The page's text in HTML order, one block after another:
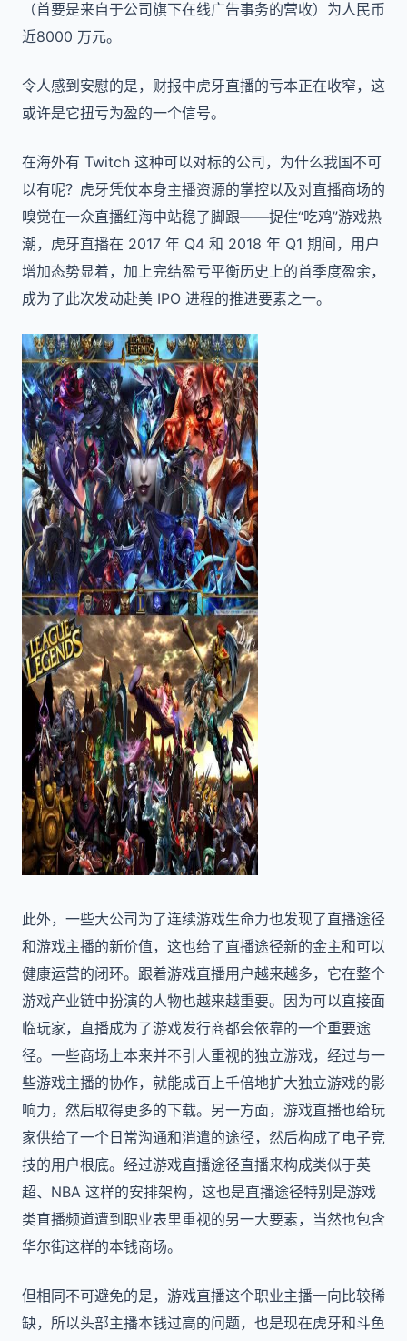
（首要是来自于公司旗下在线广告事务的营收）为人民币
近8000 万元。
令人感到安慰的是，财报中虎牙直播的亏本正在收窄，这
或许是它扭亏为盈的一个信号。
在海外有 Twitch 这种可以对标的公司，为什么我国不可
以有呢？虎牙凭仗本身主播资源的掌控以及对直播商场的
嗅觉在一众直播红海中站稳了脚跟——捉住“吃鸡”游戏热
潮，虎牙直播在 2017 年 Q4 和 2018 年 Q1 期间，用户
增加态势显着，加上完结盈亏平衡历史上的首季度盈余，
成为了此次发动赴美 IPO 进程的推进要素之一。
此外，一些大公司为了连续游戏生命力也发现了直播途径
和游戏主播的新价值，这也给了直播途径新的金主和可以
健康运营的闭环。跟着游戏直播用户越来越多，它在整个
游戏产业链中扮演的人物也越来越重要。因为可以直接面
临玩家，直播成为了游戏发行商都会依靠的一个重要途
径。一些商场上本来并不引人重视的独立游戏，经过与一
些游戏主播的协作，就能成百上千倍地扩大独立游戏的影
响力，然后取得更多的下载。另一方面，游戏直播也给玩
家供给了一个日常沟通和消遣的途径，然后构成了电子竞
技的用户根底。经过游戏直播途径直播来构成类似于英
超、NBA 这样的安排架构，这也是直播途径特别是游戏
类直播频道遭到职业表里重视的另一大要素，当然也包含
华尔街这样的本钱商场。
但相同不可避免的是，游戏直播这个职业主播一向比较稀
缺，所以头部主播本钱过高的问题，也是现在虎牙和斗鱼